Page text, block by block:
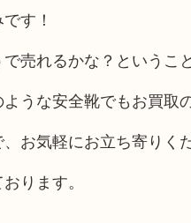
す！
売れるかな？というこ
うな安全靴でもお買取
お気軽にお立ち寄りく
ります。